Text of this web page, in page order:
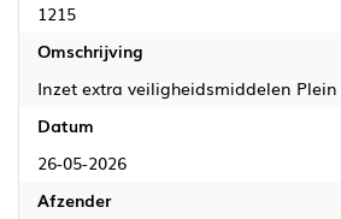
1215
Omschrijving
Inzet extra veiligheidsmiddelen Plein
Datum
26-05-2026
Afzender